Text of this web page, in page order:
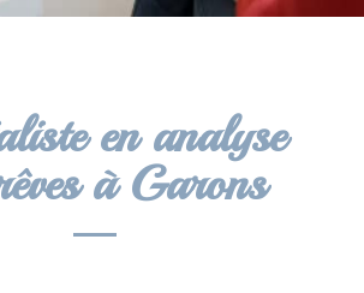
en analyse
à Garons